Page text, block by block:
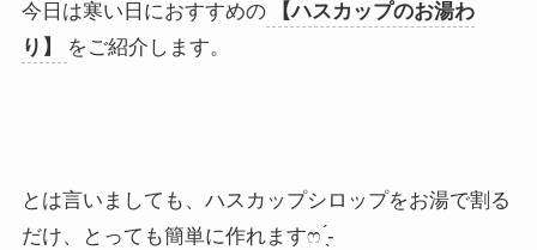
今日は寒い日におすすめの
【ハスカップのお湯わ
り】
をご紹介します。
とは言いましても、ハスカップシロップをお湯で割る
だけ、とっても簡単に作れますෆ ̖́-